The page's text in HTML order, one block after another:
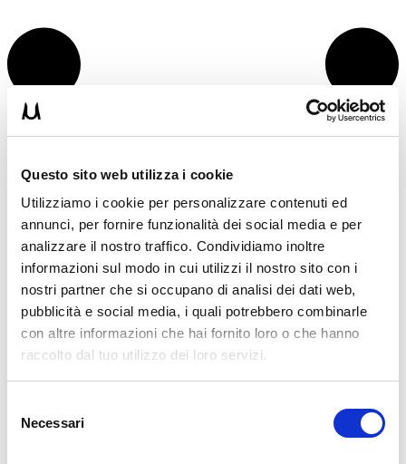
Questo sito web utilizza i cookie
Utilizziamo i cookie per personalizzare contenuti ed
annunci, per fornire funzionalità dei social media e per
analizzare il nostro traffico. Condividiamo inoltre
informazioni sul modo in cui utilizzi il nostro sito con i
nostri partner che si occupano di analisi dei dati web,
pubblicità e social media, i quali potrebbero combinarle
con altre informazioni che hai fornito loro o che hanno
raccolto dal tuo utilizzo dei loro servizi.
delNecessari
15WORKOUT SCARICA ORA